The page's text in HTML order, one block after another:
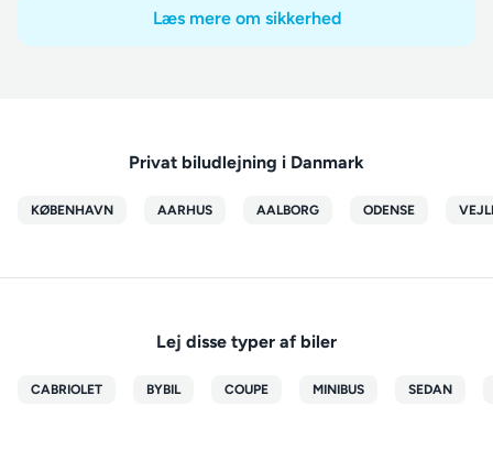
Læs mere om sikkerhed
Privat biludlejning i Danmark
KØBENHAVN AARHUS AALBORG ODENSE
Lej disse typer af biler
CABRIOLET BYBIL COUPE MINIBUS SEDAN